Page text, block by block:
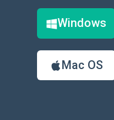
Windows
Mac OS